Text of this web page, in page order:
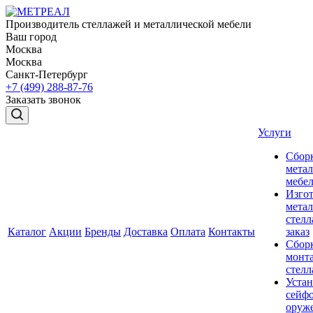
Производитель стеллажей и металлической мебели
Ваш город
Москва
Москва
Санкт-Петербург
+7 (499) 288-87-76
Заказать звонок
Каталог Акции Бренды Доставка Оплата Контакты
Услуги
заказ